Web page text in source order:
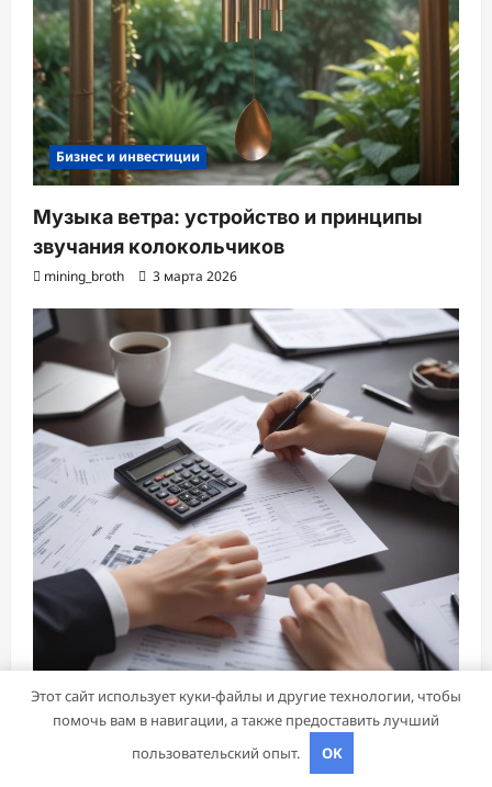
Бизнес и инвестиции
Музыка ветра: устройство и принципы
звучания колокольчиков
mining_broth 3 марта 2026
Банки и кредиты
Обзор онлайн-займов: условия выдачи,
Этот сайт использует куки-файлы и другие технологии, чтобы
помочь вам в навигации, а также предоставить лучший
пользовательский опыт.
OK